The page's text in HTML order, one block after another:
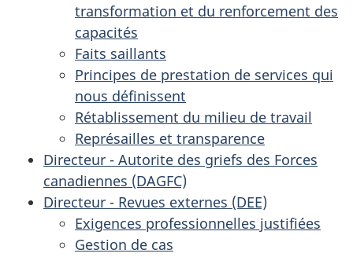
transformation et du renforcement des
capacités
Faits saillants
Principes de prestation de services qui
nous définissent
Rétablissement du milieu de travail
Représailles et transparence
Directeur - Autorite des griefs des Forces
canadiennes (DAGFC)
Directeur - Revues externes (DEE)
Exigences professionnelles justifiées
Gestion de cas